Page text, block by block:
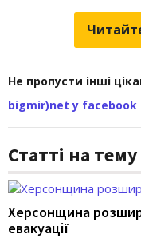
Не пропусти інші
bigmir)net у facebook
Статті на тему
Херсонщина
евакуації